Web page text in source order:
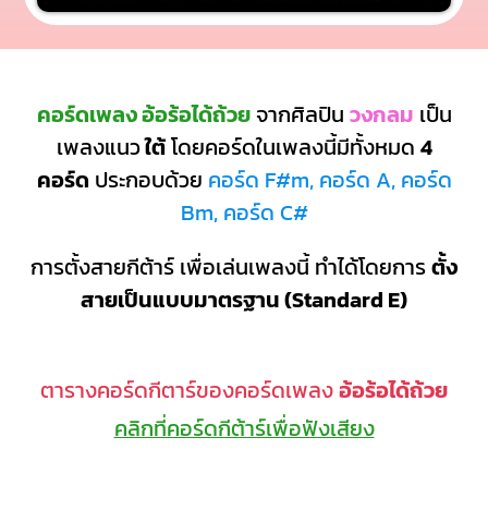
คอร์ดเพลง อ้อร้อได้ถ้วยจากศิลปิน วงกลม เป็น
เพลงแนวใต้โดยคอร์ดในเพลงนี้มีทั้งหมด 4
คอร์ด ประกอบด้วย คอร์ด F#m, คอร์ด A, คอร์ด
Bm, คอร์ด C#
การตั้งสายกีต้าร์ เพื่อเล่นเพลงนี้ ทำได้โดยการตั้ง
สายเป็นแบบมาตรฐาน (Standard E)
ตารางคอร์ดกีตาร์ของคอร์ดเพลงอ้อร้อได้ถ้วย
คลิกที่คอร์ดกีต้าร์เพื่อฟังเสียง